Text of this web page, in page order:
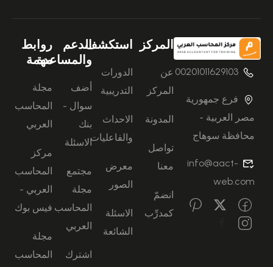
00201011629103
فرع جمهورية
مصر العربية -
محافظة سوهاج
info@aact-
web.com
المركز
عن
المركز
المدونة
تواصل
معنا
انضمّ
كمدرِّب
استكشف
الدورات
التدريبية
الاحداث
والفاعليات
معرض
الصور
الاسئلة
الشائعة
الدعم
والمساعدة
أضف
سوال -
بنك
الاسئلة
مجتمع
مجلة
المحاسب
العربي
اشترك
روابط
مهمة
مجلة
المحاسب
العربي
مركز
المحاسب
العربي -
فيس بوك
مجلة
المحاسب